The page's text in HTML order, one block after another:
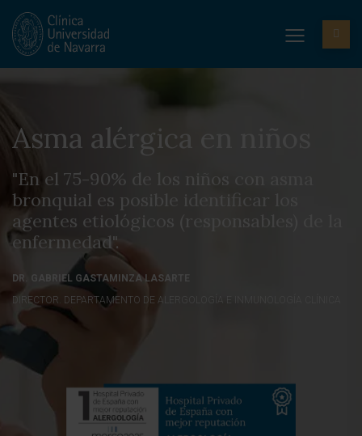
Asma alérgica en niños
"En el 75-90% de los niños con asma
bronquial es posible identificar los
agentes etiológicos (responsables) de la
enfermedad".
DR. GABRIEL GASTAMINZA LASARTE
DIRECTOR. DEPARTAMENTO DE ALERGOLOGÍA E INMUNOLOGÍA CLÍNICA